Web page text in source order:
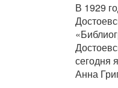
В 1929
сегодня
Анна